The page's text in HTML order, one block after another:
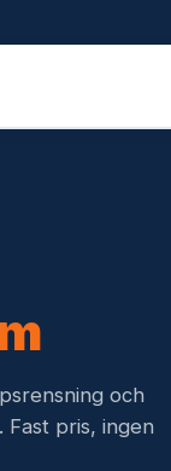
och
Fast pris, ingen